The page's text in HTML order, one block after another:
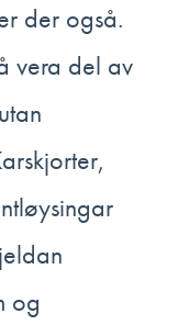
der også.
vera del av
og